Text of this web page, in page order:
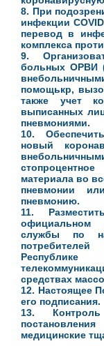
8. При
инфекции
перевод в
комплекса
9.
больных ОРВИ
помощькр,
также учет
выписанных
пневмониями.
10.
новый
материала во
пневмонии
пневмонию.
11.
официальном
службы по
средствах
12. Настоящее
его подписания.
13.
медицинские